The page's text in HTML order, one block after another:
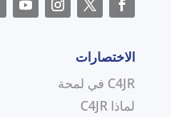
الاختصارات
C4JR في لمحة
لماذا C4JR